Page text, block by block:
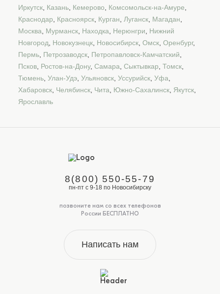
Иркутск Казань Кемерово Комсомольск-на-Амуре
Краснодар
Красноярск Курган Луганск Магадан
Москва
Мурманск Находка Нерюнгри
Нижний
Новгород
Новокузнецк Новосибирск Омск Оренбург,
Пермь Петрозаводск Петропавловск-Камчатский
Псков Ростов-на-Дону, Самара Сыктывкар Томск
Тюмень Улан-Удэ Ульяновск Уссурийск Уфа
Хабаровск Челябинск Чита Южно-Сахалинск Якутск
Ярославль
8(800) 550-55-79
пн-пт с 9-18 по Новосибирску
позвоните нам со всех телефонов
России БЕСПЛАТНО
Написать нам